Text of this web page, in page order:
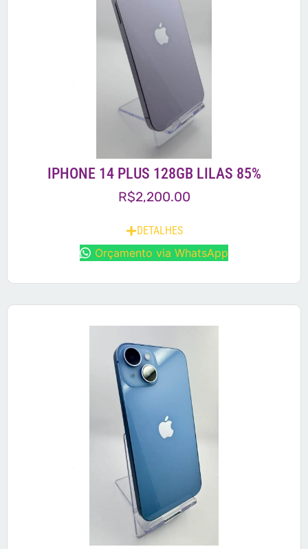
IPHONE 14 PLUS 128GB LILAS 85%
R$2,200.00
DETALHES
Orçamento via WhatsApp